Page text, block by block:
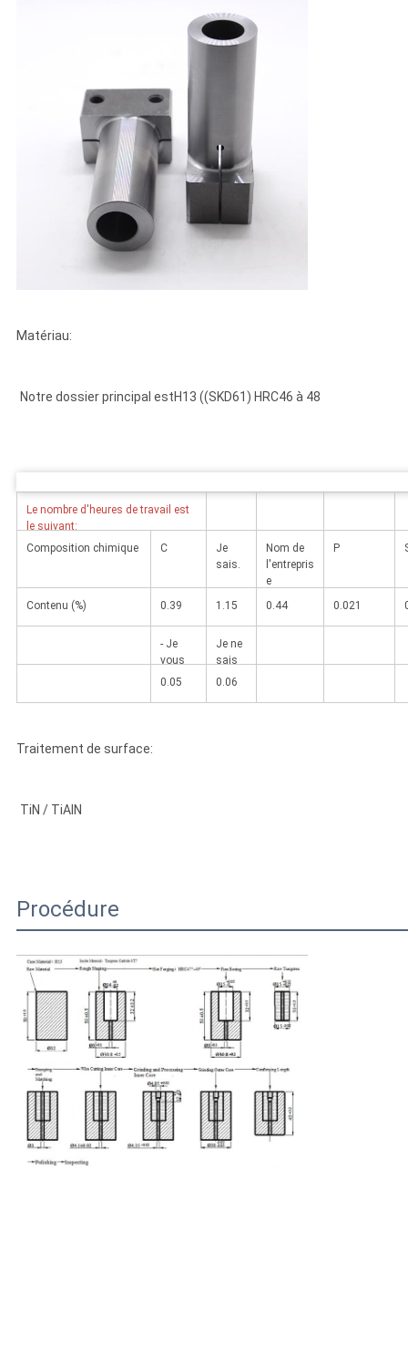
Matériau:
Notre dossier principal estH13 ((SKD61) HRC46 à 48
Le nombre d'heures de travail est
le suivant:
Composition chimique
C
Je
sais.
Nom de
l'entrepris
e
P
Contenu (%) 0.39 1.15 0.44 0.021
- Je
vous
en prie.
Je ne
sais
pas
0.05 0.06
Traitement de surface:
TiN / TiAlN
Procédure